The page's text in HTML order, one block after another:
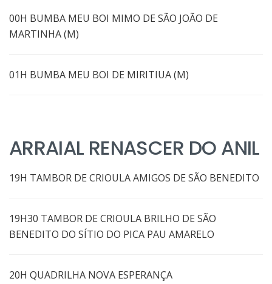
00H BUMBA MEU BOI MIMO DE SÃO JOÃO DE
MARTINHA (M)
01H BUMBA MEU BOI DE MIRITIUA (M)
ARRAIAL RENASCER DO ANIL
19H TAMBOR DE CRIOULA AMIGOS DE SÃO BENEDITO
19H30 TAMBOR DE CRIOULA BRILHO DE SÃO
BENEDITO DO SÍTIO DO PICA PAU AMARELO
20H QUADRILHA NOVA ESPERANÇA